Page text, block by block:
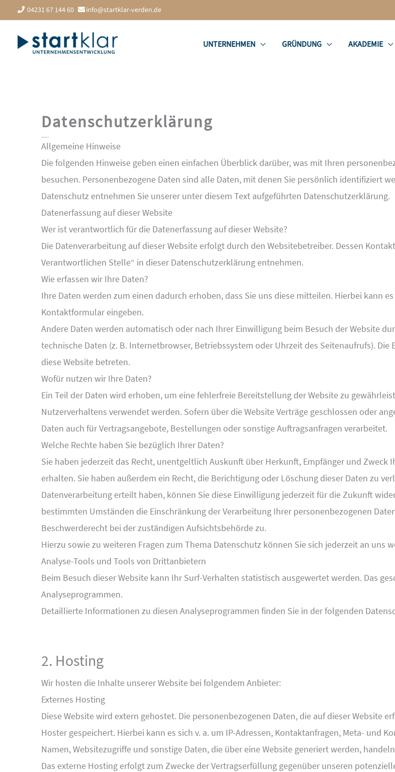
Inhalt
springen
04231 67 144 60 info@startklar-verden.de
UNTERNEHMEN GRÜNDUNG AKADEMIE
Datenschutz­erklärung
Allgemeine Hinweise
Die folgenden Hinweise geben einen einfachen Überblick darüber, was mit Ihren
besuchen. Personenbezogene Daten sind alle Daten, mit denen Sie persönlich identifiziert
Datenschutz entnehmen Sie unserer unter diesem Text aufgeführten Datenschutzerklärung.
Datenerfassung auf dieser Website
Wer ist verantwortlich für die Datenerfassung auf dieser Website?
Die Datenverarbeitung auf dieser Website erfolgt durch den Websitebetreiber. Dessen
Verantwortlichen Stelle“ in dieser Datenschutzerklärung entnehmen.
Wie erfassen wir Ihre Daten?
Ihre Daten werden zum einen dadurch erhoben, dass Sie uns diese mitteilen. Hierbei kann
Kontaktformular eingeben.
Andere Daten werden automatisch oder nach Ihrer Einwilligung beim Besuch der Website
technische Daten (z. B. Internetbrowser, Betriebssystem oder Uhrzeit des Seitenaufrufs).
diese Website betreten.
Wofür nutzen wir Ihre Daten?
Ein Teil der Daten wird erhoben, um eine fehlerfreie Bereitstellung der Website zu
Nutzerverhaltens verwendet werden. Sofern über die Website Verträge geschlossen oder
Daten auch für Vertragsangebote, Bestellungen oder sonstige Auftragsanfragen verarbeitet.
Welche Rechte haben Sie bezüglich Ihrer Daten?
Sie haben jederzeit das Recht, unentgeltlich Auskunft über Herkunft, Empfänger und Zweck
erhalten. Sie haben außerdem ein Recht, die Berichtigung oder Löschung dieser Daten zu
Datenverarbeitung erteilt haben, können Sie diese Einwilligung jederzeit für die Zukunft
bestimmten Umständen die Einschränkung der Verarbeitung Ihrer personenbezogenen
Beschwerderecht bei der zuständigen Aufsichtsbehörde zu.
Hierzu sowie zu weiteren Fragen zum Thema Datenschutz können Sie sich jederzeit an uns
Analyse-Tools und Tools von Dritt­anbietern
Beim Besuch dieser Website kann Ihr Surf-Verhalten statistisch ausgewertet werden. Das
Analyseprogrammen.
Detaillierte Informationen zu diesen Analyseprogrammen finden Sie in der folgenden
2. Hosting
Wir hosten die Inhalte unserer Website bei folgendem Anbieter:
Externes Hosting
Diese Website wird extern gehostet. Die personenbezogenen Daten, die auf dieser Website
Hoster gespeichert. Hierbei kann es sich v. a. um IP-Adressen, Kontaktanfragen, Meta- und
Namen, Websitezugriffe und sonstige Daten, die über eine Website generiert werden,
Das externe Hosting erfolgt zum Zwecke der Vertragserfüllung gegenüber unseren